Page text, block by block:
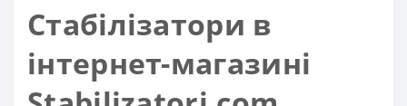
Стабілізатори в
інтернет-магазині